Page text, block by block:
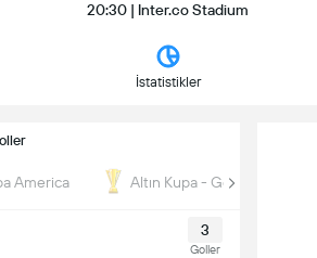
20:30 | Inter.co Stadium
İstatistikler
America Altın Kupa - Gold Cup
3
Goller